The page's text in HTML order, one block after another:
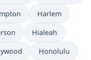
Harlem
Hialeah
Honolulu